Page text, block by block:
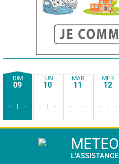
DIM
09
- -
LUN
10
- -
MAR
11
- -
MER
12
- -
METEO
L'ASSISTANCE